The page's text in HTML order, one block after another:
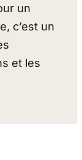
un
c’est un
et les